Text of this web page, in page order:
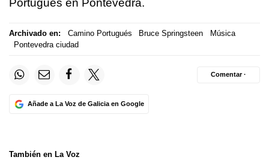
Portugués en Pontevedra.
Archivado en: Camino Portugués Bruce Springsteen
Música
Pontevedra ciudad
Añade a La Voz de Galicia en Google
Comentar ·
También en La Voz